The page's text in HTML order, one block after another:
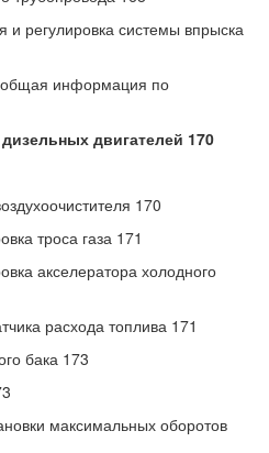
регулировка системы впрыска
общая информация по
двигателей 170
170
троса газа 171
акселератора холодного
расхода топлива 171
бака 173
максимальных оборотов